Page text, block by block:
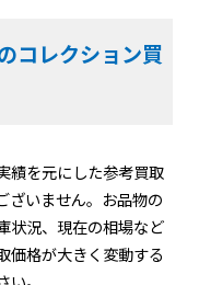
コレクション買
績を元にした参考買取
ざいません。お品物の
状況、現在の相場など
価格が大きく変動する